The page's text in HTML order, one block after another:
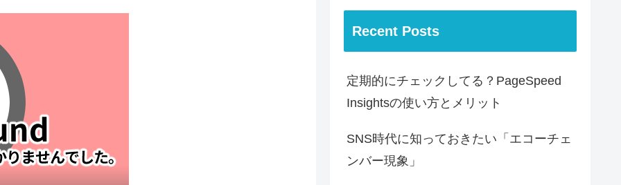
Recent Posts
定期的にチェックしてる？PageSpeed
Insightsの使い方とメリット
SNS時代に知っておきたい「エコーチェ
ンバー現象」